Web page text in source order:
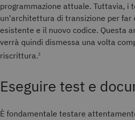
programmazione attuale. Tuttavia, i
un'architettura di transizione per far
esistente e il nuovo codice. Questa
verrà quindi dismessa una volta
riscrittura. 3
Eseguire test e
È fondamentale testare